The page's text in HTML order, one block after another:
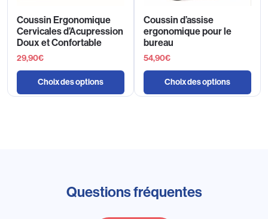
Coussin Ergonomique
Cervicales d’Acupression
Doux et Confortable
29,90€
Choix des options
Coussin d’assise
ergonomique pour le
bureau
54,90€
Choix des options
Questions fréquentes